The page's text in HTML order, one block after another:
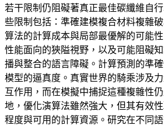
若干限制仍阻礙著真正最佳碳纖維自
些限制包括：準確建模複合材料複雜
算法的計算成本與局部最優解的可能
性能面向的狹隘視野，以及可能阻礙
播與整合的語言障礙。計算預測的準
模型的逼真度。真實世界的騎乘涉及
互作用，而在模擬中捕捉這種複雜性
地，優化演算法雖然強大，但其有效
程度與可用的計算資源。研究在不同